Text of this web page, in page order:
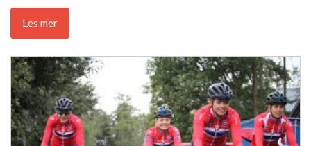
Les mer